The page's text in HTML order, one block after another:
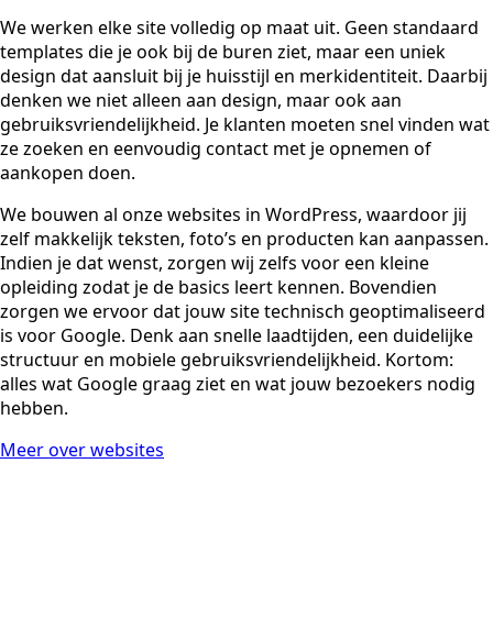
We werken elke site volledig op maat uit. Geen standaard
templates die je ook bij de buren ziet, maar een uniek
design dat aansluit bij je huisstijl en merkidentiteit. Daarbij
denken we niet alleen aan design, maar ook aan
gebruiksvriendelijkheid. Je klanten moeten snel vinden wat
ze zoeken en eenvoudig contact met je opnemen of
aankopen doen.
We bouwen al onze websites in WordPress, waardoor jij
zelf makkelijk teksten, foto’s en producten kan aanpassen.
Indien je dat wenst, zorgen wij zelfs voor een kleine
opleiding zodat je de basics leert kennen. Bovendien
zorgen we ervoor dat jouw site technisch geoptimaliseerd
is voor Google. Denk aan snelle laadtijden, een duidelijke
structuur en mobiele gebruiksvriendelijkheid. Kortom:
alles wat Google graag ziet en wat jouw bezoekers nodig
hebben.
Meer over websites